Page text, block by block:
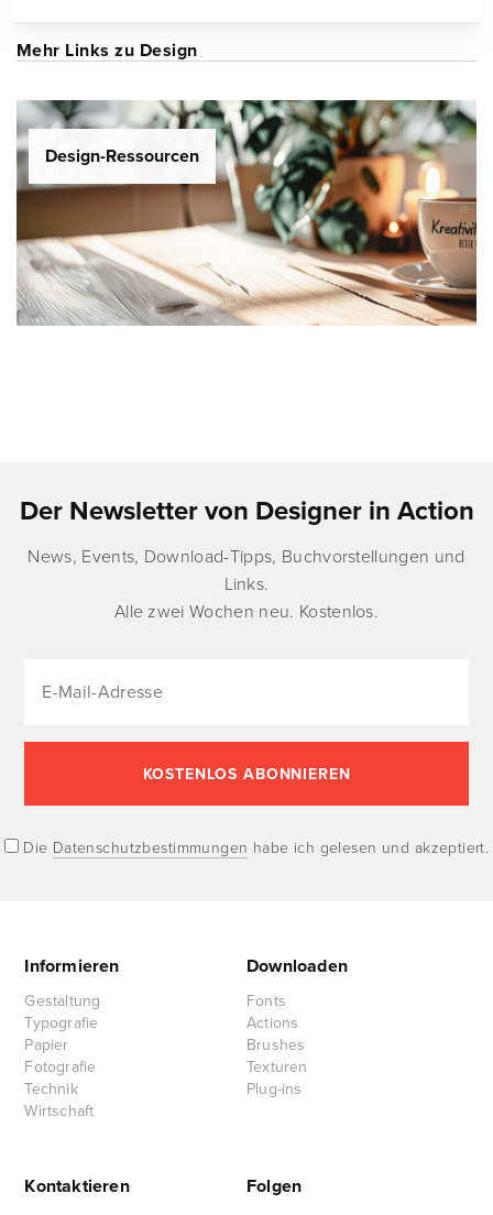
Mehr Links zu Design
Design-Ressourcen
Der Newsletter von Designer in Action
News, Events, Download-Tipps, Buchvorstellungen und
Links.
Alle zwei Wochen neu. Kostenlos.
Die Datenschutzbestimmungen habe ich gelesen und akzeptiert.
Informieren
Gestaltung
Typografie
Papier
Fotografie
Technik
Wirtschaft
Downloaden
Fonts
Actions
Brushes
Texturen
Plug-ins
Kontaktieren Folgen